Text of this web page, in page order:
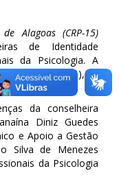
Alagoas (CRP-15)
de Identidade
da Psicologia. A
feira (21/06), na
da conselheira
Diniz Guedes
e Apoio a Gestão
Silva de Menezes
da Psicologia